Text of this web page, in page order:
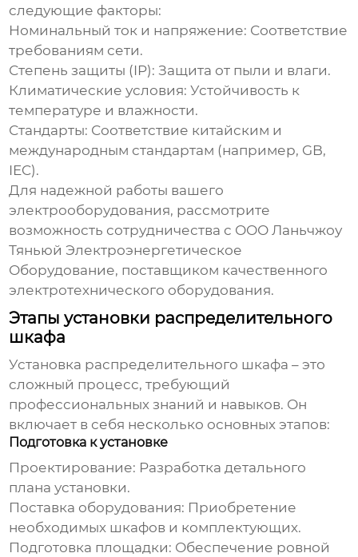
следующие факторы:
Номинальный ток и напряжение: Соответствие
требованиям сети.
Степень защиты (IP): Защита от пыли и влаги.
Климатические условия: Устойчивость к
температуре и влажности.
Стандарты: Соответствие китайским и
международным стандартам (например, GB,
IEC).
Для надежной работы вашего
электрооборудования, рассмотрите
возможность сотрудничества с ООО Ланьчжоу
Тяньюй Электроэнергетическое
Оборудование, поставщиком качественного
электротехнического оборудования.
Этапы установки распределительного
шкафа
Установка распределительного шкафа – это
сложный процесс, требующий
профессиональных знаний и навыков. Он
включает в себя несколько основных этапов:
Подготовка к установке
Проектирование: Разработка детального
плана установки.
Поставка оборудования: Приобретение
необходимых шкафов и комплектующих.
Подготовка площадки: Обеспечение ровной